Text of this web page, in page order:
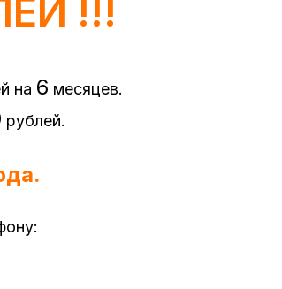
!!!
на 6 месяцев.
рублей.